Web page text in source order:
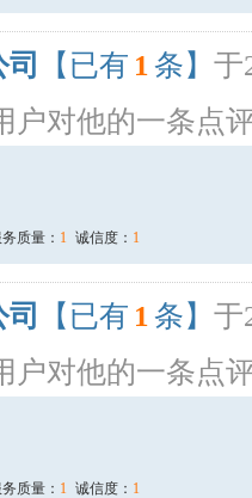
【已有 1 条】 于
户对他的一条点
质量： 1 诚信度： 1
【已有 1 条】 于
户对他的一条点
质量： 1 诚信度： 1